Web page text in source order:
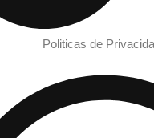
Politicas de